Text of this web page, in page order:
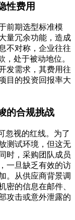
性费用
前期选型标准模
量冗余功能，造成
不对称，企业往往
，处于被动地位。
发需求，其费用往
目的投资回报率大
的合规挑战
忽视的红线。为了
测试环境，但这无
时，采购团队成员
一旦缺乏有效的访
。从供应商背景调
密的信息在邮件、
攻击或意外泄露的